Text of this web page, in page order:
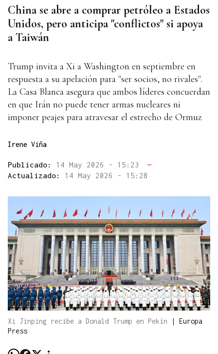
China se abre a comprar petróleo a Estados
Unidos, pero anticipa "conflictos" si apoya
a Taiwán
Trump invita a Xi a Washington en septiembre en
respuesta a su apelación para "ser socios, no rivales".
La Casa Blanca asegura que ambos líderes concuerdan
en que Irán no puede tener armas nucleares ni
imponer peajes para atravesar el estrecho de Ormuz
Irene Viña
Publicado: 14 May 2026 - 15:23
—
Actualizado: 14 May 2026 - 15:28
Xi Jinping recibe a Donald Trump en Pekín | Europa
Press